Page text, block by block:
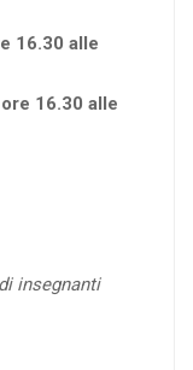
16.30 alle
16.30 alle
insegnanti